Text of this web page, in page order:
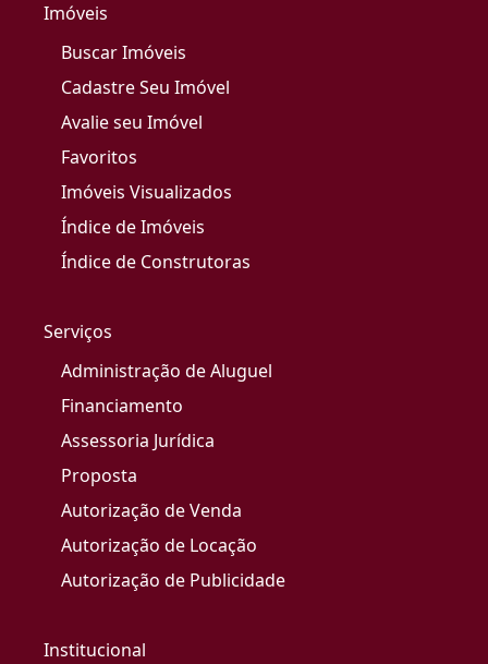
Imóveis
Buscar Imóveis
Cadastre Seu Imóvel
Avalie seu Imóvel
Favoritos
Imóveis Visualizados
Índice de Imóveis
Índice de Construtoras
Serviços
Administração de Aluguel
Financiamento
Assessoria Jurídica
Proposta
Autorização de Venda
Autorização de Locação
Autorização de Publicidade
Institucional